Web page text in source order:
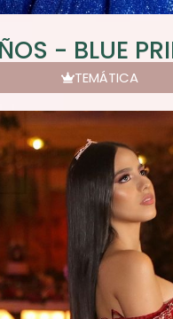
- BLUE
TEMÁTICA